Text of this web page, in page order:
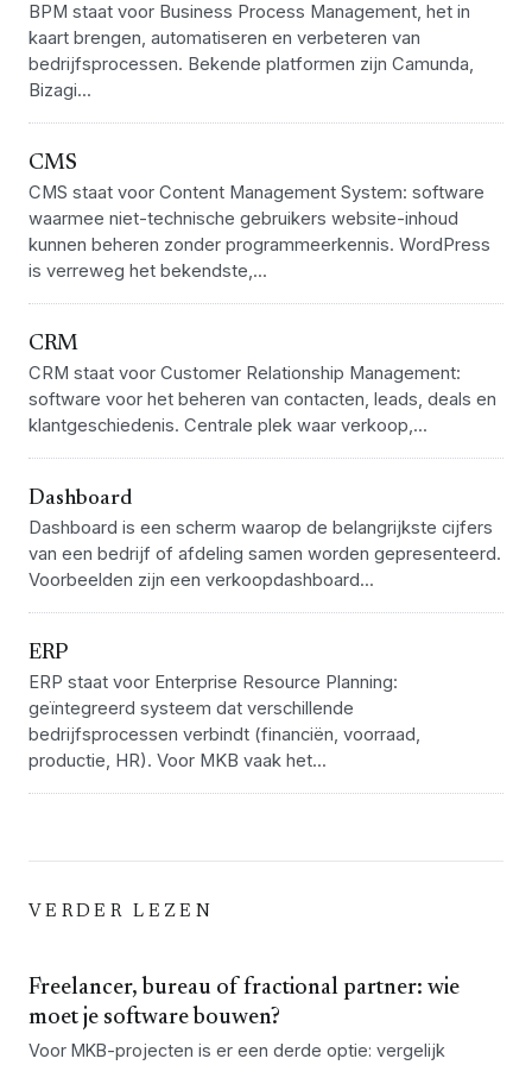
BPM staat voor Business Process Management, het in
kaart brengen, automatiseren en verbeteren van
bedrijfsprocessen. Bekende platformen zijn Camunda,
Bizagi...
CMS
CMS staat voor Content Management System: software
waarmee niet-technische gebruikers website-inhoud
kunnen beheren zonder programmeerkennis. WordPress
is verreweg het bekendste,...
CRM
CRM staat voor Customer Relationship Management:
software voor het beheren van contacten, leads, deals en
klantgeschiedenis. Centrale plek waar verkoop,...
Dashboard
Dashboard is een scherm waarop de belangrijkste cijfers
van een bedrijf of afdeling samen worden gepresenteerd.
Voorbeelden zijn een verkoopdashboard...
ERP
ERP staat voor Enterprise Resource Planning:
geïntegreerd systeem dat verschillende
bedrijfsprocessen verbindt (financiën, voorraad,
productie, HR). Voor MKB vaak het...
VERDER LEZEN
Freelancer, bureau of fractional partner: wie
moet je software bouwen?
Voor MKB-projecten is er een derde optie: vergelijk